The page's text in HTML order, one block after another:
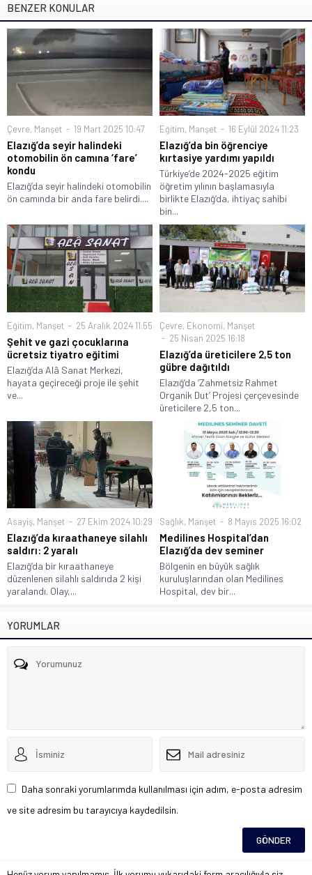
BENZER KONULAR
Çevre, Manşet 19 Mart 2025 10:47
Elazığ’da seyir halindeki
otomobilin ön camına ‘fare’
kondu
Elazığ’da seyir halindeki otomobilin
ön camında bir anda fare belirdi....
Eğitim, Manşet 16 Eylül 2024 11:23
Elazığ’da bin öğrenciye
kırtasiye yardımı yapıldı
Türkiye’de 2024-2025 eğitim
öğretim yılının başlamasıyla
birlikte Elazığ‘da, ihtiyaç sahibi
bin...
Eğitim, Manşet 25 Aralık 2024 11:55
Şehit ve gazi çocuklarına
ücretsiz tiyatro eğitimi
Elazığ’da Alâ Sanat Merkezi,
hayata geçireceği proje ile şehit
ve...
Çevre, Ekonomi, Manşet
25 Nisan 2025 16:18
Elazığ’da üreticilere 2,5 ton
gübre dağıtıldı
Elazığ’da ‘Zahmetsiz Rahmet
Organik Dut’ Projesi çerçevesinde
üreticilere 2,5 ton...
Asayiş, Manşet 27 Ekim 2024 10:29
Elazığ’da kıraathaneye silahlı
saldırı: 2 yaralı
Elazığ’da bir kıraathaneye
düzenlenen silahlı saldırıda 2 kişi
yaralandı. Olay,...
Sağlık, Manşet 8 Mayıs 2025 16:02
Medilines Hospital’dan
Elazığ’da dev seminer
Bölgenin en büyük sağlık
kuruluşlarından olan Medilines
Hospital, dev bir...
YORUMLAR
Daha sonraki yorumlarımda kullanılması için adım, e-posta adresim
ve site adresim bu tarayıcıya kaydedilsin.